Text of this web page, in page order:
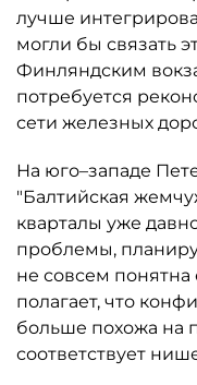
лучше
могли бы связать
Финляндским
потребуется
сети железных
На юго–западе
"Балтийская
кварталы уже
проблемы,
не совсем
полагает, что
больше похожа на
соответствует